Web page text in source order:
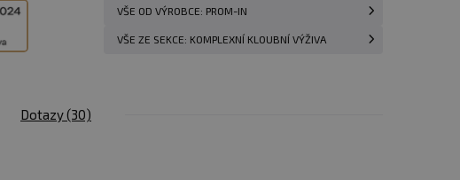
VŠE OD VÝROBCE: PROM-IN
VŠE ZE SEKCE: KOMPLEXNÍ KLOUBNÍ VÝŽIVA
Dotazy(30)